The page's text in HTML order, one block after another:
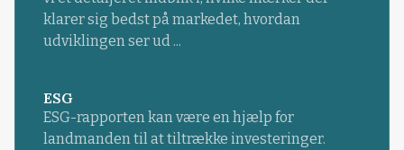
klarer sig bedst på markedet, hvordan
udviklingen ser ud ...
ESG
ESG-rapporten kan være en hjælp for
landmanden til at tiltrække investeringer.